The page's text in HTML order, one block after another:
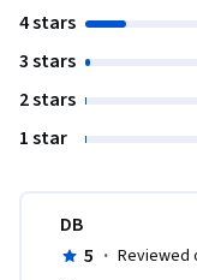
4 stars
3 stars
2 stars
1 star
DB
5 · Reviewed